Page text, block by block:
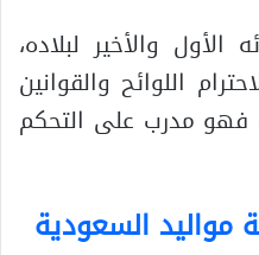
والأخير لبلاده،
اللوائح والقوانين
مدرب على التحكم
مواليد السعودية